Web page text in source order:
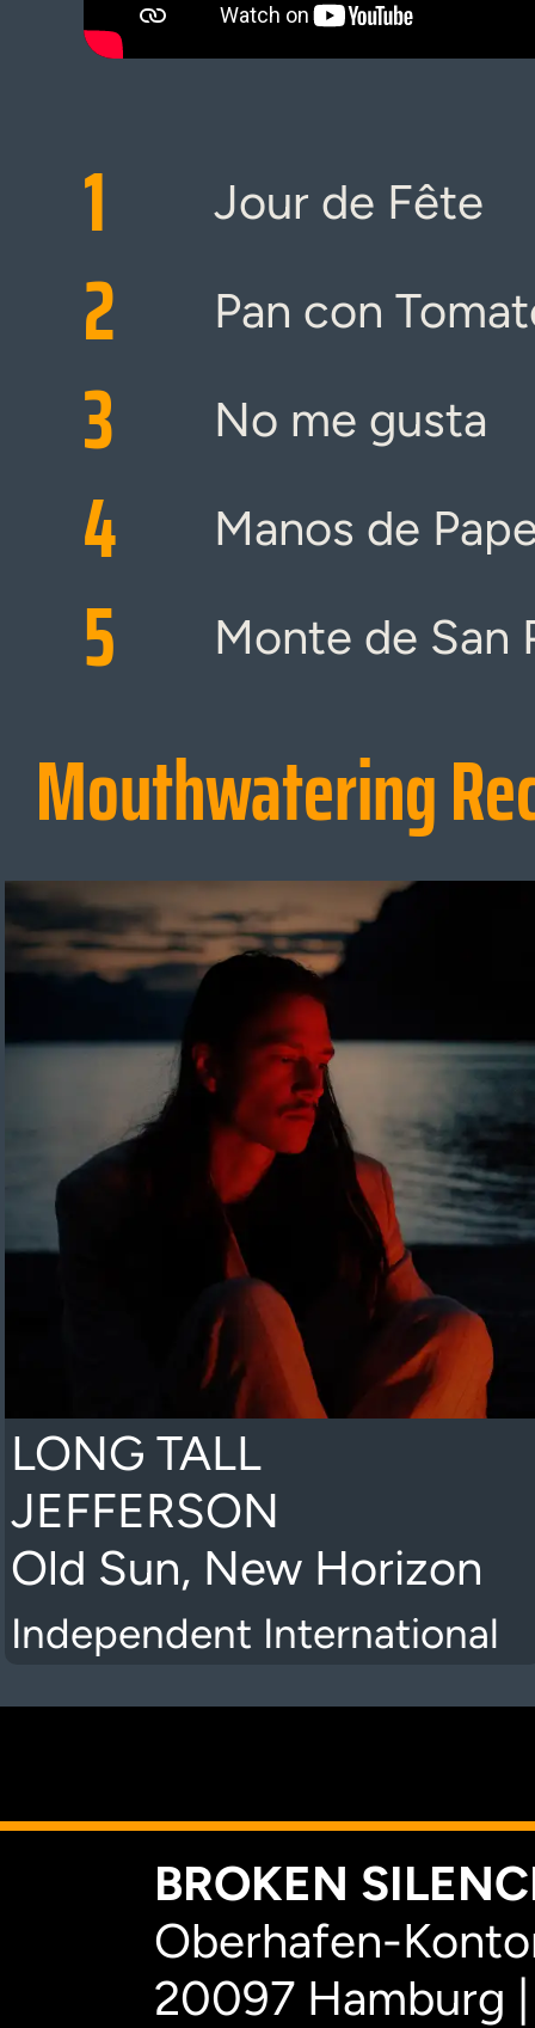
1 Jour de Fête
2 Pan con
3 No me gusta
4 Manos de
5 Monte de San
Mouthwatering
LONG TALL
JEFFERSON
Old Sun, New Horizon
Independent International
BROKEN
Oberhafen-
20097 Hamburg